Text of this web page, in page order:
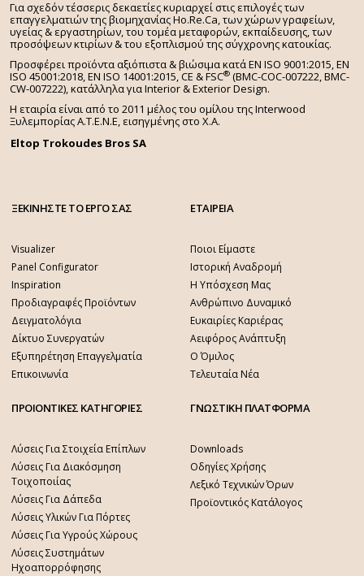
Για σχεδόν τέσσερις δεκαετίες κυριαρχεί στις επιλογές των
επαγγελματιών της βιομηχανίας Ho.Re.Ca, των χώρων γραφείων,
υγείας & εργαστηρίων, του τομέα μεταφορών, εκπαίδευσης, των
προσόψεων κτιρίων & του εξοπλισμού της σύγχρονης κατοικίας.
Προσφέρει προϊόντα αξιόπιστα & βιώσιμα κατά EN ISO 9001:2015, EN
ISO 45001:2018, EN ISO 14001:2015,CE & FSC® (BMC-COC-007222, BMC-
CW-007222), κατάλληλα για Interior & Exterior Design.
Η εταιρία είναι από το 2011 μέλος του ομίλου της Interwood
Ξυλεμπορίας Α.Τ.Ε.Ν.Ε, εισηγμένης στο Χ.A.
Eltop Trokoudes Bros SA
ΞΕΚΙΝΗΣΤΕ ΤΟ ΕΡΓΟ ΣΑΣ
Visualizer
Panel Configurator
Inspiration
Προδιαγραφές Προϊόντων
Δειγματολόγια
Δίκτυο Συνεργατών
Εξυπηρέτηση Επαγγελματία
Επικοινωνία
ΕΤΑΙΡΕΙΑ
Ποιοι Είμαστε
Ιστορική Αναδρομή
Η Υπόσχεση Μας
Ανθρώπινο Δυναμικό
Ευκαιρίες Καριέρας
Αειφόρος Ανάπτυξη
Ο Όμιλος
Τελευταία Νέα
ΠΡΟΙΟΝΤΙΚΕΣ ΚΑΤΗΓΟΡΙΕΣ
Λύσεις Για Στοιχεία Επίπλων
Λύσεις Για Διακόσμηση
Τοιχοποιίας
Λύσεις Για Δάπεδα
Λύσεις Υλικών Για Πόρτες
Λύσεις Για Υγρούς Χώρους
Λύσεις Συστημάτων
Ηχοαπορρόφησης
ΓΝΩΣΤΙΚΗ ΠΛΑΤΦΟΡΜΑ
Downloads
Οδηγίες Χρήσης
Λεξικό Τεχνικών Όρων
Προϊοντικός Κατάλογος